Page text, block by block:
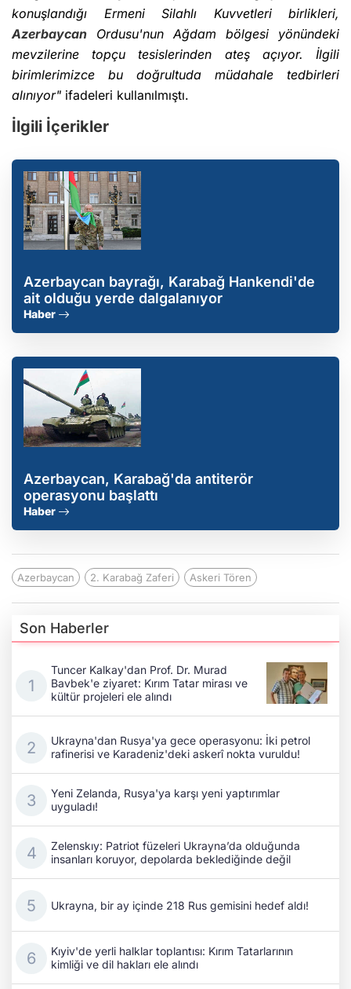
konuşlandığı Ermeni Silahlı Kuvvetleri birlikleri,
Azerbaycan Ordusu'nun Ağdam bölgesi yönündeki
mevzilerine topçu tesislerinden ateş açıyor. İlgili
birimlerimizce bu doğrultuda müdahale tedbirleri
alınıyor" ifadeleri kullanılmıştı.
İlgili İçerikler
Azerbaycan bayrağı, Karabağ Hankendi'de
ait olduğu yerde dalgalanıyor
Haber
Azerbaycan, Karabağ'da antiterör
operasyonu başlattı
Haber
Azerbaycan 2. Karabağ Zaferi Askeri Tören
Son Haberler
Tuncer Kalkay'dan Prof. Dr. Murad
Bavbek'e ziyaret: Kırım Tatar mirası ve
kültür projeleri ele alındı
Ukrayna'dan Rusya'ya gece operasyonu: İki petrol
rafinerisi ve Karadeniz'deki askerî nokta vuruldu!
Yeni Zelanda, Rusya'ya karşı yeni yaptırımlar
uyguladı!
Zelenskıy: Patriot füzeleri Ukrayna’da olduğunda
insanları koruyor, depolarda beklediğinde değil
Ukrayna, bir ay içinde 218 Rus gemisini hedef aldı!
Kıyiv'de yerli halklar toplantısı: Kırım Tatarlarının
kimliği ve dil hakları ele alındı